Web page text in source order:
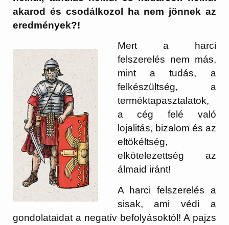
akarod és csodálkozol ha nem jönnek az
eredmények?!
Mert a harci
felszerelés nem más,
mint a tudás, a
felkészültség, a
terméktapasztalatok,
a cég felé való
lojalitás, bizalom és az
eltökéltség,
elkötelezettség az
álmaid iránt!
A harci felszerelés a
sisak, ami védi a
gondolataidat a negatív befolyásoktól! A pajzs